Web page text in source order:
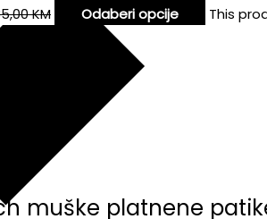
KM Odaberi opcije This
muške platnene